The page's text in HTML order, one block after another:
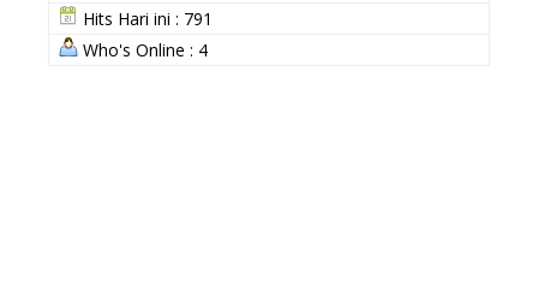
Hits Hari ini : 791
Who's Online : 4